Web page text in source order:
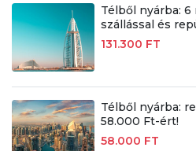
Télből nyárba:
szállással és
131.300 FT
Télből nyárba:
58.000 Ft-ért!
58.000 FT